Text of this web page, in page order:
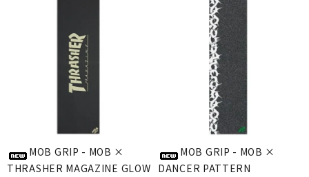
MOB GRIP - MOB ×
THRASHER MAGAZINE GLOW
MOB GRIP - MOB ×
DANCER PATTERN